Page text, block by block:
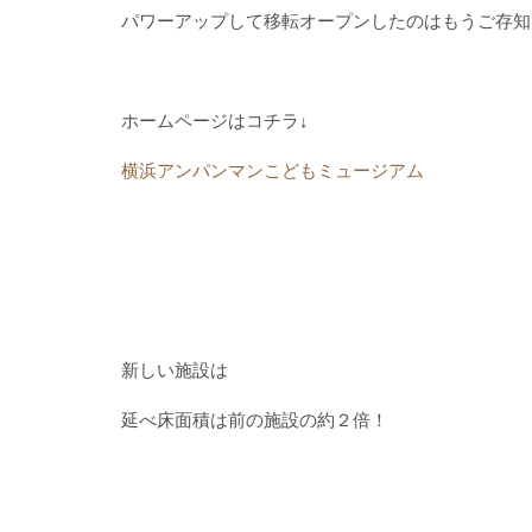
パワーアップして移転オープンしたのはもうご存
ホームページはコチラ↓
横浜アンパンマンこどもミュージアム
新しい施設は
延べ床面積は前の施設の約２倍！